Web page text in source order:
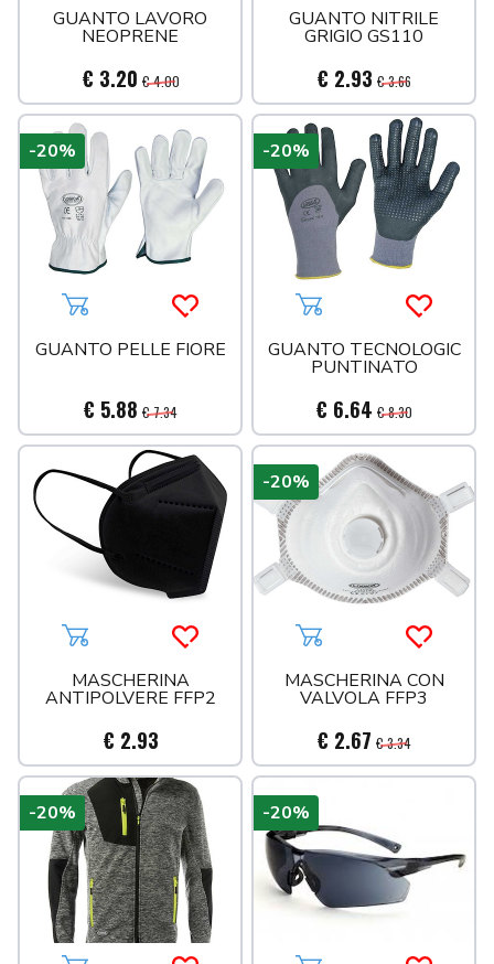
GUANTO LAVORO
NEOPRENE
€ 3.20 € 4.00
GUANTO NITRILE
GRIGIO GS110
€ 2.93 € 3.66
Aggiungi al carrelloAcquista più tardi
GUANTO PELLE FIORE
€ 5.88 € 7.34
-20%
Aggiungi al carrello
GUANTO TECNOLOGIC
PUNTINATO
€ 6.64 € 8.30
-20%
Aggiungi al carrelloAcquista più tardi
MASCHERINA
ANTIPOLVERE FFP2
€ 2.93
Aggiungi al carrello
MASCHERINA CON
VALVOLA FFP3
€ 2.67 € 3.34
-20%
-20% -20%